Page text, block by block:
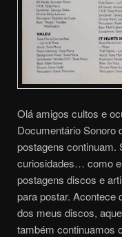
Olá amigos cultos e
Documentário Sonoro
postagens continuam.
curiosidades… como
postagens discos e
para postar. Acontece
dos meus discos,
também continuamos